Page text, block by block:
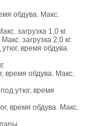
обдува. Макс.
загрузка 1,0 кг.
загрузка 2,0 кг.
время обдува.
время обдува. Макс.
утюг, время
время обдува. Макс.